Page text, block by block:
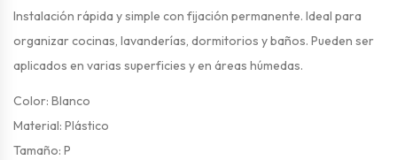
Instalación rápida y simple con fijación permanente. Ideal para
organizar cocinas, lavanderías, dormitorios y baños. Pueden ser
aplicados en varias superficies y en áreas húmedas.
Color: Blanco
Material: Plástico
Tamaño: P